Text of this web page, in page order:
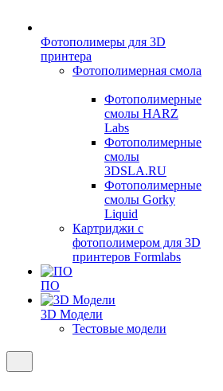
Фотополимеры для 3D
принтера
Фотополимерная смола
Фотополимерные
смолы HARZ
Labs
Фотополимерные
смолы
3DSLA.RU
Фотополимерные
смолы Gorky
Liquid
Картриджи с
фотополимером для 3D
принтеров Formlabs
ПО
3D Модели
Тестовые модели